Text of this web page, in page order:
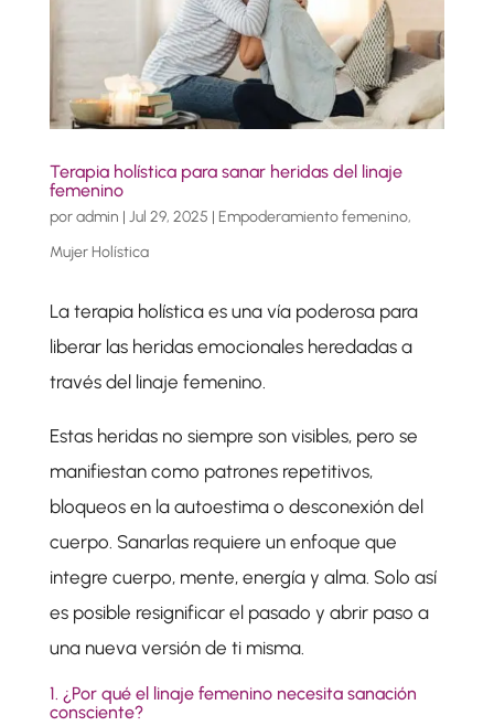
Terapia holística para sanar heridas del linaje
femenino
poradmin | Jul 29, 2025 | Empoderamiento femenino,
Mujer Holística
La terapia holística es una vía poderosa para
liberar las heridas emocionales heredadas a
través del linaje femenino.
Estas heridas no siempre son visibles, pero se
manifiestan como patrones repetitivos,
bloqueos en la autoestima o desconexión del
cuerpo. Sanarlas requiere un enfoque que
integre cuerpo, mente, energía y alma. Solo así
es posible resignificar el pasado y abrir paso a
una nueva versión de ti misma.
1. ¿Por qué el linaje femenino necesita sanación
consciente?